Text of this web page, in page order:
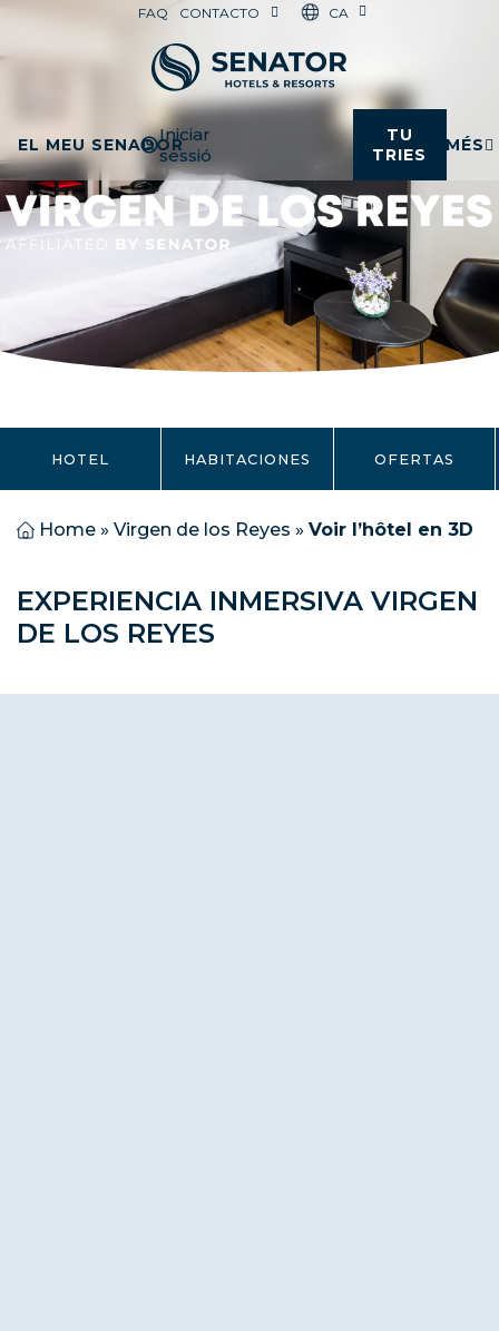
FAQ CONTACTO CA
EL MEU SENADORIniciar
sessió
TU
TRIES
MÉS
HOTEL HABITACIONES OFERTAS
Home » Virgen de los Reyes » Voir l’hôtel en 3D
EXPERIENCIA INMERSIVA VIRGEN
DE LOS REYES